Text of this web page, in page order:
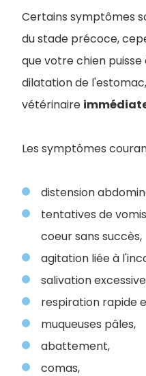
Certains symptômes
du stade précoce,
que votre chien
dilatation de
vétérinaire
Les symptômes
distension
tentatives de
coeur sans succès,
agitation liée à
salivation
respiration rapide
muqueuses pâles,
abattement,
comas,